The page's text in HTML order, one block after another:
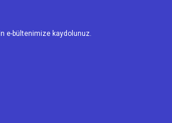
e-bültenimize kaydolunuz.